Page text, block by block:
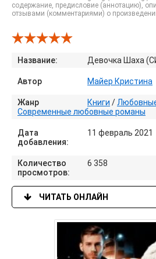
содержание, предисловие (аннотацию),
отзывами (комментариями) о
Название: Девочка Шаха
Автор Майер Кристина
Жанр Книги /
Современные любовные романы
Дата
добавления:
11 февраль 2021
Количество
просмотров:
6 358
ЧИТАТЬ ОНЛАЙН